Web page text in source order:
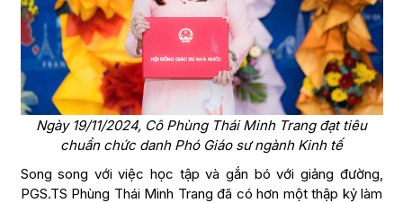
Ngày 19/11/2024, Cô Phùng Thái Minh Trang đạt tiêu
chuẩn chức danh Phó Giáo sư ngành Kinh tế
Song song với việc học tập và gắn bó với giảng đường,
PGS.TS Phùng Thái Minh Trang đã có hơn một thập kỷ làm